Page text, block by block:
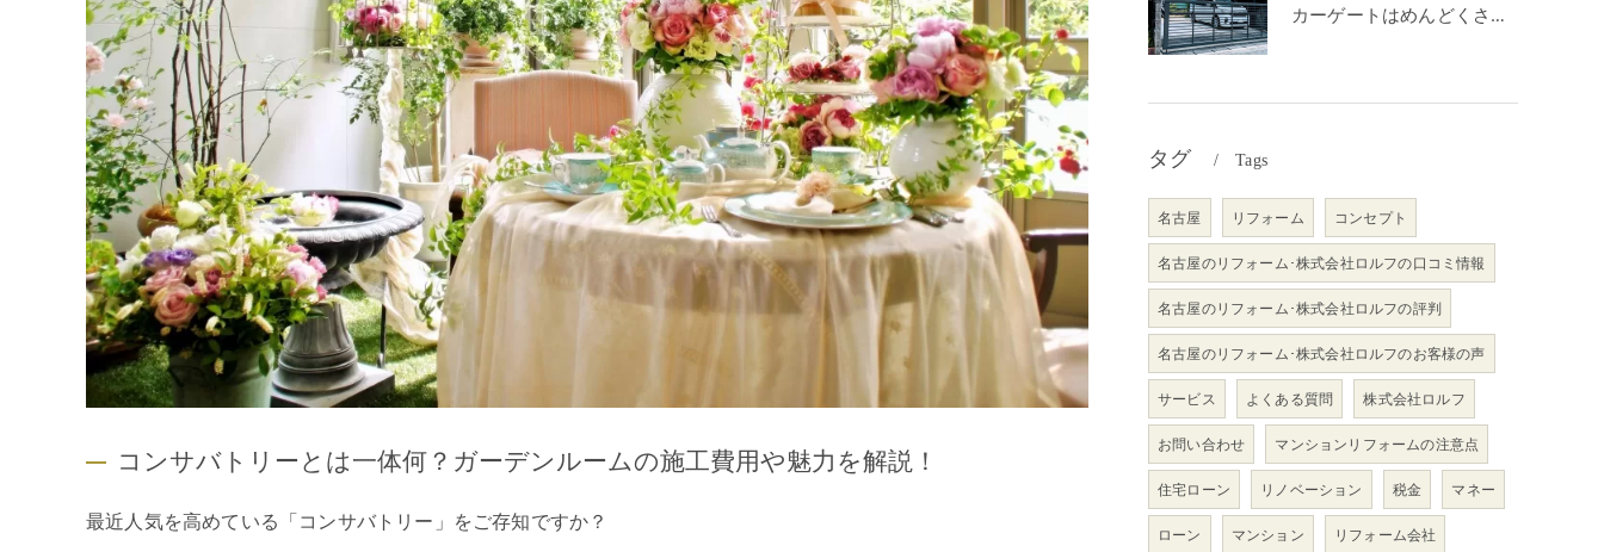
コンサバトリーとは一体何？ガーデンルームの施工費用や魅力を解説！
最近人気を高めている「コンサバトリー」をご存知ですか？
カーゲートはめんどくさい＆後悔？メリット・デメリットを解説！
タグ Tags
名古屋 リフォーム コンセプト
名古屋のリフォーム･株式会社ロルフの口コミ情報
名古屋のリフォーム･株式会社ロルフの評判
名古屋のリフォーム･株式会社ロルフのお客様の声
サービス よくある質問 株式会社ロルフ
お問い合わせ マンションリフォームの注意点
住宅ローン リノベーション 税金 マネー
ローン マンション リフォーム会社